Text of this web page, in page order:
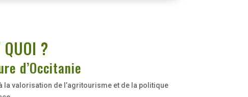
QUOI ?
d’Occitanie
la valorisation de l’agritourisme et de la politique